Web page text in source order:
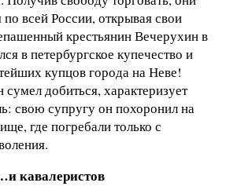
по всей России, открывая свои
крестьянин Вечерухин в
в петербургское купечество и
купцов города на Неве!
сумел добиться, характеризует
свою супругу он похоронил на
где погребали только с
кавалеристов